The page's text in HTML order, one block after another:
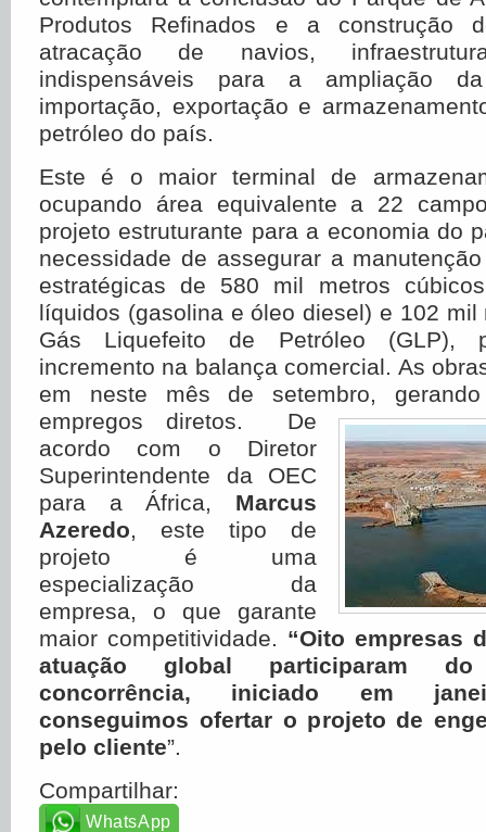
Produtos Refinados e a construção
atracação de navios,
indispensáveis para a ampliação
importação, exportação e
petróleo do país.
Este é o maior terminal de
ocupando área equivalente a 22
projeto estruturante para a economia do
necessidade de assegurar a
estratégicas de 580 mil metros
líquidos (gasolina e óleo diesel) e 102 mil
Gás Liquefeito de Petróleo (GLP),
incremento na balança comercial. As
em neste mês de setembro,
empregos diretos. De
acordo com o Diretor
Superintendente da OEC
para a África, Marcus
Azeredo, este tipo de
projeto é uma
especialização da
empresa, o que garante
maior competitividade. “Oito empresas
atuação global participaram
concorrência, iniciado em
conseguimos ofertar o projeto de
pelo cliente”.
Compartilhar:
WhatsApp